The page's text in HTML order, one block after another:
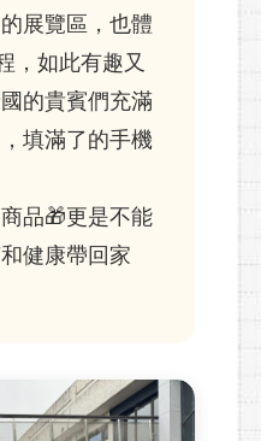
展覽區，也體
，如此有趣又
的貴賓們充滿
填滿了的手機
品🎁更是不能
健康帶回家